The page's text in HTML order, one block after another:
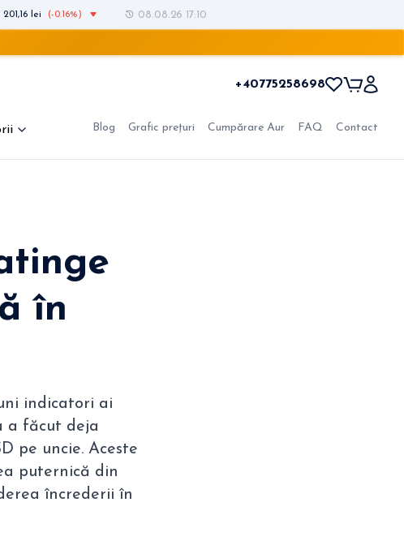
201,16 lei (-0.16%) 08.08.26 17:10
+40775258698
Blog Grafic prețuri Cumpărare Aur FAQ Contact
în
indicatori ai
a făcut deja
pe uncie. Aceste
puternică din
încrederii în